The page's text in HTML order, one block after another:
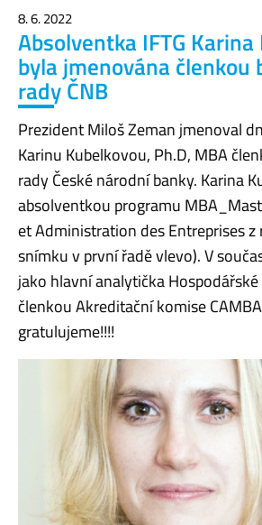
8. 6. 2022
Absolventka IFTG
byla jmenována členkou
rady ČNB
Prezident Miloš Zeman jmenoval
Karinu Kubelkovou, Ph.D, MBA
rady České národní banky. Karina
absolventkou programu
et Administration des Entreprises
snímku v první řadě vlevo). V
jako hlavní analytička
členkou Akreditační komise
gratulujeme!!!!